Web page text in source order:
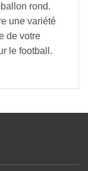
rond.
une variété
de votre
le football.